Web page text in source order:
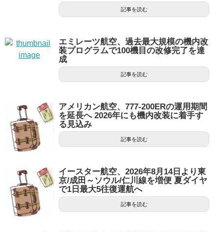
記事を読む
エミレーツ航空、過去最大規模の機内改
装プログラムで100機目の改修完了を達
成
記事を読む
アメリカン航空、777-200ERの運用期間
を延長へ 2026年にも機内改装に着手す
る見込み
記事を読む
イースター航空、2026年8月14日より東
京/成田～ソウル/仁川線を増便 夏ダイヤ
で1日最大5往復運航へ
記事を読む